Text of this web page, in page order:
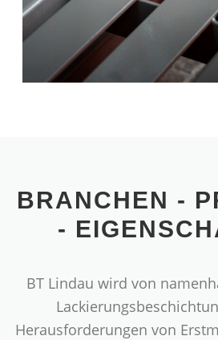
BRANCHEN -
-
BT Lindau wird von
Herausforderungen von